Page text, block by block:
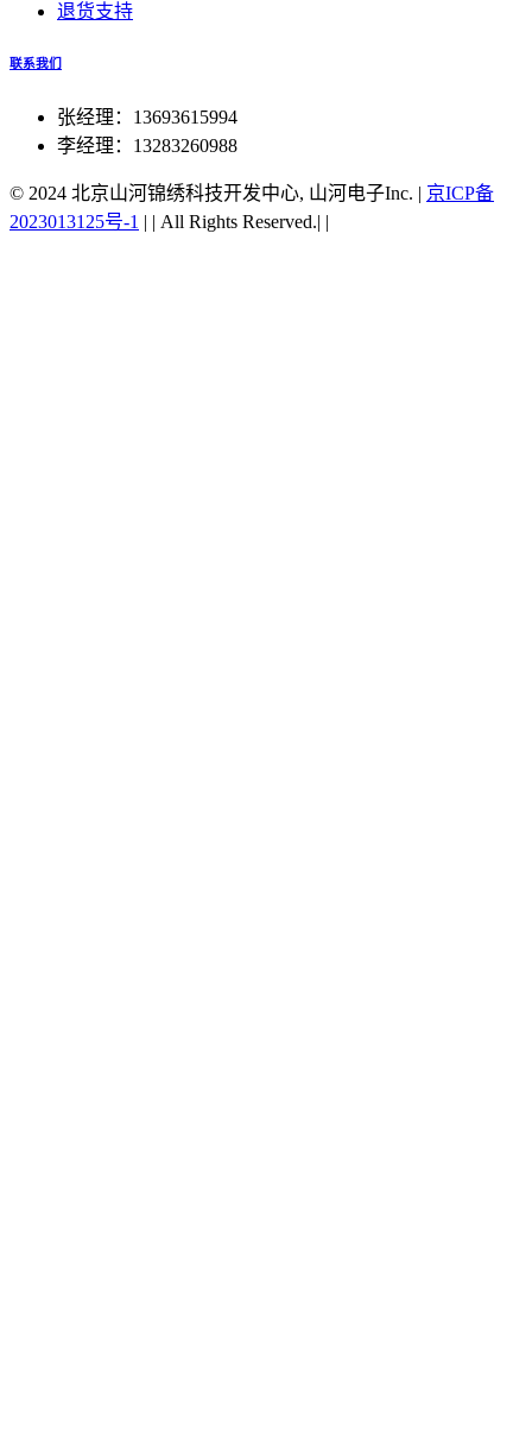
退货支持
联系我们
张经理：13693615994
李经理：13283260988
© 2024 北京山河锦绣科技开发中心, 山河电子Inc. | 京ICP备
2023013125号-1 | | All Rights Reserved.| |